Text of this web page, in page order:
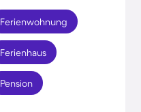
Ferienwohnung
Ferienhaus
Pension